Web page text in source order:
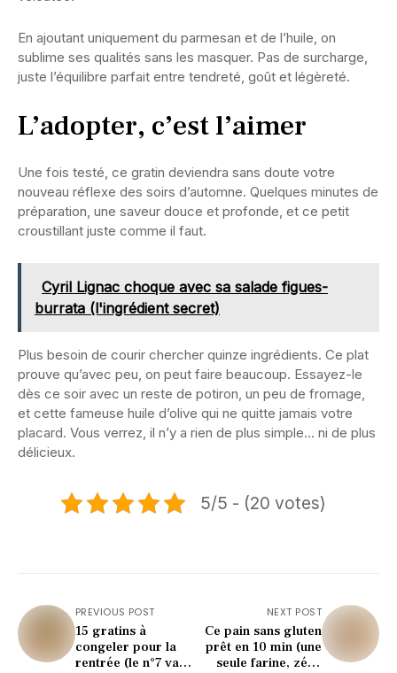
En ajoutant uniquement du parmesan et de l’huile, on
sublime ses qualités sans les masquer. Pas de surcharge,
juste l’équilibre parfait entre tendreté, goût et légèreté.
L’adopter, c’est l’aimer
Une fois testé, ce gratin deviendra sans doute votre
nouveau réflexe des soirs d’automne. Quelques minutes de
préparation, une saveur douce et profonde, et ce petit
croustillant juste comme il faut.
Cyril Lignac choque avec sa salade figues-
burrata (l'ingrédient secret)
Plus besoin de courir chercher quinze ingrédients. Ce plat
prouve qu’avec peu, on peut faire beaucoup. Essayez-le
dès ce soir avec un reste de potiron, un peu de fromage,
et cette fameuse huile d’olive qui ne quitte jamais votre
placard. Vous verrez, il n’y a rien de plus simple… ni de plus
délicieux.
5/5 - (20 votes)
PREVIOUS POST
15 gratins à
congeler pour la
rentrée (le n°7 va
NEXT POST
Ce pain sans gluten
prêt en 10 min (une
seule farine, zéro